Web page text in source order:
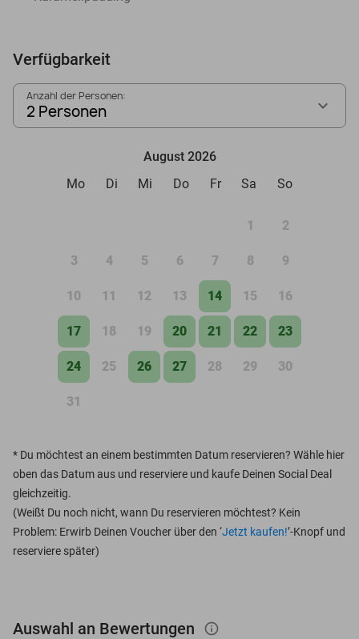
Verfügbarkeit
Anzahl der Personen:
2 Personen
August 2026
Mo
Di Mi Do Fr Sa So
1 2
3 4 5 6 7 8 9
10 11 12 13 14 15 16
17 18 19 20 21 22 23
24 25 26 27 28 29 30
31
* Du möchtest an einem bestimmten Datum reservieren? Wähle hier
oben das Datum aus und reserviere und kaufe Deinen Social Deal
gleichzeitig.
(Weißt Du noch nicht, wann Du reservieren möchtest? Kein
Problem: Erwirb Deinen Voucher über den ‘Jetzt kaufen!’-Knopf und
reserviere später)
Auswahl an Bewertungen info_outlined